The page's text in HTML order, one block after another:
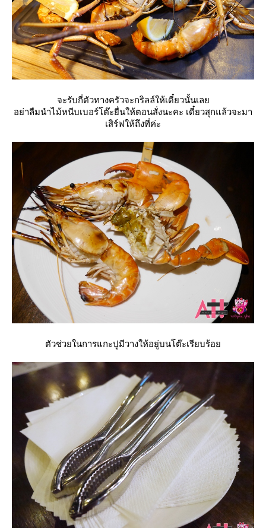
จะรับกี่ตัวทางครัวจะกริลล์ให้เดี๋ยวนั้นเล
อย่าลืมนำไม้หนีบเบอร์โต๊ะยื่นให้ตอนสั่งนะคะ เดี๋ยวสุกแล้วจะมา
เสิร์ฟให้ถึงที่ค่ะ
ตัวช่วยในการแกะปูมีวางให้อยู่บนโต๊ะเรียบร้อ